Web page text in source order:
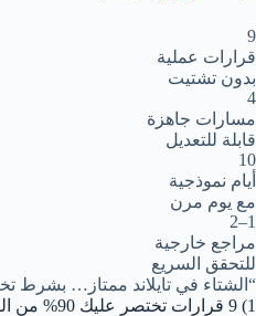
9
قرارات عملية
بدون تشتيت
4
مسارات جاهزة
قابلة للتعديل
10
أيام نموذجية
مع يوم مرن
1–2
مراجع خارجية
للتحقق السريع
“الشتاء في تايلاند ممتاز… بشرط
1) 9 قرارات تختصر عليك 90% من التردد ✅